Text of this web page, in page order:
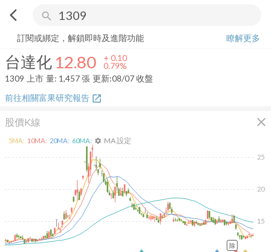
arrow_back_ios search
台達化 12.80 + 0.79%
訂閱或綁定，解鎖即時及進階功能
瞭解更多
台達化 12.80 + 0.10
0.79%
1309
上市 量: 1,457張 更新:08/07 收盤
前往相關富果研究報告 open_in_new
股價K線 close
15
20
25
5MA: 10MA: 20MA: 60MA: settings MA 設定
除